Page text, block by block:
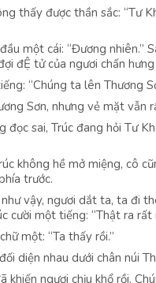
thấy được thần sắc: “Tư
một cái: “Đương nhiên.”
đỆ tử của ngươi chấn
“Chúng ta lên Thương
Sơn, nhưng vẻ mặt vẫn
đọc sai, Trúc đang hỏi Tư
không hề mở miệng, cô
trước.
vậy, ngươi dắt ta, ta đi
cười một tiếng: “Thật ra
một: “Ta thấy rồi.”
diện nhau dưới chân núi
khiến ngươi chịu khổ rồi.